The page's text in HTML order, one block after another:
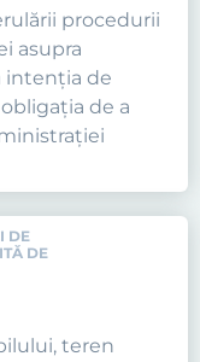
procedurii
asupra
intenţia de
de a
DE
DE
teren